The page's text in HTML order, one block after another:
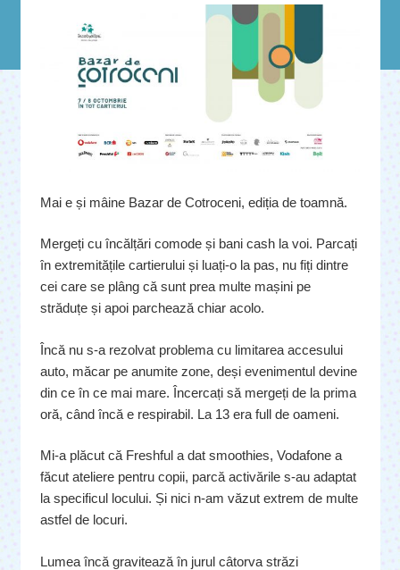
Mai e și mâine Bazar de Cotroceni, ediția de toamnă.
Mergeți cu încălțări comode și bani cash la voi. Parcați
în extremitățile cartierului și luați-o la pas, nu fiți dintre
cei care se plâng că sunt prea multe mașini pe
străduțe și apoi parchează chiar acolo.
Încă nu s-a rezolvat problema cu limitarea accesului
auto, măcar pe anumite zone, deși evenimentul devine
din ce în ce mai mare. Încercați să mergeți de la prima
oră, când încă e respirabil. La 13 era full de oameni.
Mi-a plăcut că Freshful a dat smoothies, Vodafone a
făcut ateliere pentru copii, parcă activările s-au adaptat
la specificul locului. Și nici n-am văzut extrem de multe
astfel de locuri.
Lumea încă gravitează în jurul câtorva străzi